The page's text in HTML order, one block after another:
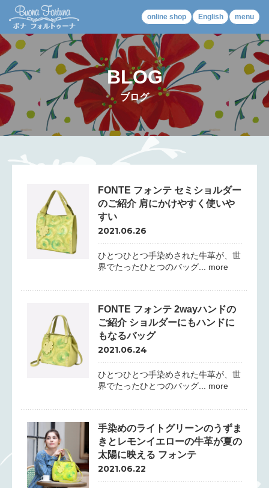
online shop English menu
BLOG
ブログ
FONTE フォンテ セミショルダー
のご紹介 肩にかけやすく使いや
すい
2021.06.26
ひとつひとつ手染めされた牛革が、世
界でたったひとつのバッグ... more
FONTE フォンテ 2wayハンドの
ご紹介 ショルダーにもハンドに
もなるバッグ
2021.06.24
ひとつひとつ手染めされた牛革が、世
界でたったひとつのバッグ... more
手染めのライトグリーンのうずま
きとレモンイエローの牛革が夏の
太陽に映える フォンテ
2021.06.22